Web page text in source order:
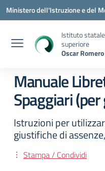
Vai ai contenuti
Vai al menu di navigazione
Vai al footer
Ministero dell'Istruzione e del
Istituto
superiore
Oscar Romero
Manuale
Spaggiari
Istruzioni per
giustifiche di
Stampa / Condividi